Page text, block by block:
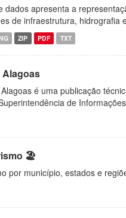
dados apresenta a
de infraestrutura, hidrografia
ZIP PDF TXT
é uma publicação
de
🏖
por município, estados e